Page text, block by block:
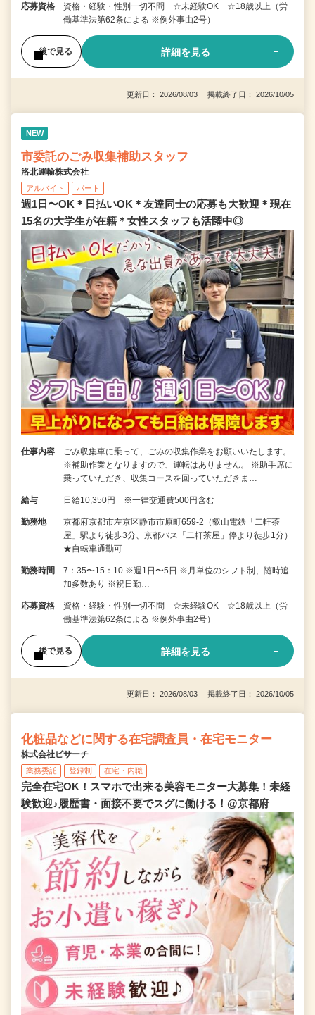
応募資格
資格・経験・性別一切不問 ☆未経験OK ☆18歳以上（労
働基準法第62条による ※例外事由2号）
後で見る 詳細を見る
更新日： 2026/08/03 掲載終了日： 2026/10/05
NEW
市委託のごみ収集補助スタッフ
洛北運輸株式会社
アルバイト パート
週1日〜OK＊日払いOK＊友達同士の応募も大歓迎＊現在
15名の大学生が在籍＊女性スタッフも活躍中◎
仕事内容
ごみ収集車に乗って、ごみの収集作業をお願いいたします。
※補助作業となりますので、運転はありません。 ※助手席に
乗っていただき、収集コースを回っていただきま…
給与 日給10,350円 ※一律交通費500円含む
勤務地
京都府京都市左京区静市市原町659-2（叡山電鉄「二軒茶
屋」駅より徒歩3分、京都バス「二軒茶屋」停より徒歩1分）
★自転車通勤可
勤務時間
7：35〜15：10 ※週1日〜5日 ※月単位のシフト制、随時追
加多数あり ※祝日勤…
応募資格
資格・経験・性別一切不問 ☆未経験OK ☆18歳以上（労
働基準法第62条による ※例外事由2号）
後で見る 詳細を見る
更新日： 2026/08/03 掲載終了日： 2026/10/05
化粧品などに関する在宅調査員・在宅モニター
株式会社ビサーチ
業務委託 登録制 在宅・内職
完全在宅OK！スマホで出来る美容モニター大募集！未経
験歓迎♪履歴書・面接不要でスグに働ける！@京都府